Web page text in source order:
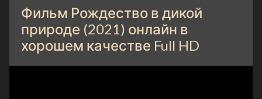
Фильм Рождество в дикой
природе (2021) онлайн в
хорошем качестве Full HD